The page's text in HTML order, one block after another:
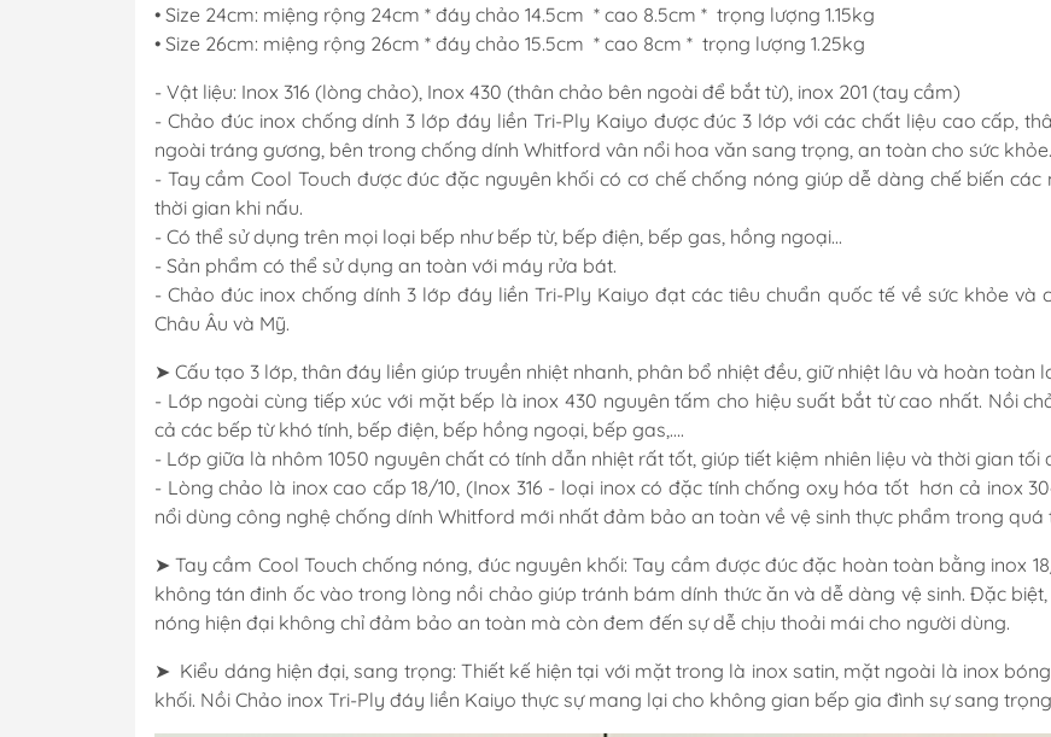
• Size 24cm: miệng rộng 24cm * đáy chảo 14.5cm * cao 8.5cm * trọng lượng 1.15kg
• Size 26cm: miệng rộng 26cm * đáy chảo 15.5cm * cao 8cm * trọng lượng 1.25kg
- Vật liệu: Inox 316 (lòng chảo), Inox 430 (thân chảo bên ngoài để bắt từ), inox 201 (tay cầm)
- Chảo đúc inox chống dính 3 lớp đáy liền Tri-Ply Kaiyo được đúc 3 lớp với các chất liệu cao cấp,
ngoài tráng gương, bên trong chống dính Whitford vân nổi hoa văn sang trọng, an toàn cho sức khỏe.
- Tay cầm Cool Touch được đúc đặc nguyên khối có cơ chế chống nóng giúp dễ dàng chế biến
thời gian khi nấu.
- Có thể sử dụng trên mọi loại bếp như bếp từ, bếp điện, bếp gas, hồng ngoại...
- Sản phẩm có thể sử dụng an toàn với máy rửa bát.
- Chảo đúc inox chống dính 3 lớp đáy liền Tri-Ply Kaiyo đạt các tiêu chuẩn quốc tế về sức khỏe
Châu Âu và Mỹ.
➤ Cấu tạo 3 lớp, thân đáy liền giúp truyền nhiệt nhanh, phân bổ nhiệt đều, giữ nhiệt lâu và hoàn toàn
- Lớp ngoài cùng tiếp xúc với mặt bếp là inox 430 nguyên tấm cho hiệu suất bắt từ cao nhất. Nồi
cả các bếp từ khó tính, bếp điện, bếp hồng ngoại, bếp gas,….
- Lớp giữa là nhôm 1050 nguyên chất có tính dẫn nhiệt rất tốt, giúp tiết kiệm nhiên liệu và thời gian tối
- Lòng chảo là inox cao cấp 18/10, (Inox 316 - loại inox có đặc tính chống oxy hóa tốt hơn cả inox
nổi dùng công nghệ chống dính Whitford mới nhất đảm bảo an toàn về vệ sinh thực phẩm trong quá
➤ Tay cầm Cool Touch chống nóng, đúc nguyên khối: Tay cầm được đúc đặc hoàn toàn bằng inox
không tán đinh ốc vào trong lòng nồi chảo giúp tránh bám dính thức ăn và dễ dàng vệ sinh. Đặc
nóng hiện đại không chỉ đảm bảo an toàn mà còn đem đến sự dễ chịu thoải mái cho người dùng.
➤ Kiểu dáng hiện đại, sang trọng: Thiết kế hiện tại với mặt trong là inox satin, mặt ngoài là inox
khối. Nồi Chảo inox Tri-Ply đáy liền Kaiyo thực sự mang lại cho không gian bếp gia đình sự sang